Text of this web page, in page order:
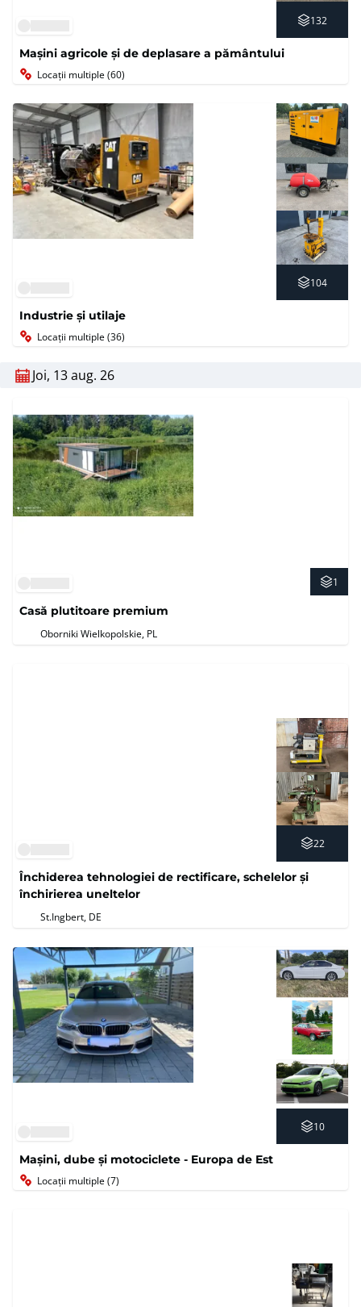
132
Mașini agricole și de deplasare a pământului
Locații multiple (60)
104
Industrie și utilaje
Locații multiple (36)
Joi, 13 aug. 26
1
Casă plutitoare premium
Oborniki Wielkopolskie, PL
22
Închiderea tehnologiei de rectificare, schelelor și
închirierea uneltelor
St.Ingbert, DE
10
Mașini, dube și motociclete - Europa de Est
Locații multiple (7)